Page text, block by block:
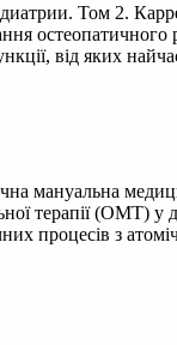
Том 2.
остеопатичного
від яких
мануальна
терапії (ОМТ) у
процесів з